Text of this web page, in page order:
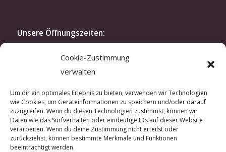
Cookie-Zustimmung
verwalten
Um dir ein optimales Erlebnis zu bieten, verwenden wir Technologien
wie Cookies, um Geräteinformationen zu speichern und/oder darauf
zuzugreifen. Wenn du diesen Technologien zustimmst, können wir
Daten wie das Surfverhalten oder eindeutige IDs auf dieser Website
verarbeiten. Wenn du deine Zustimmung nicht erteilst oder
zurückziehst, können bestimmte Merkmale und Funktionen
beeinträchtigt werden.
Unsere Öffnungszeiten:
Samstag: 11.30-16 Uhr
oder nach Vereinbarung
Modenschau:
Zweimal im Jahr laden wir exklusiv unsere Kunden
und Kundinnen zu unserer Modenschau ein. In der
kreativen Atmosphäre unseres Ateliers lassen sich
hautnah unsere aktuellen Kreationen erleben.